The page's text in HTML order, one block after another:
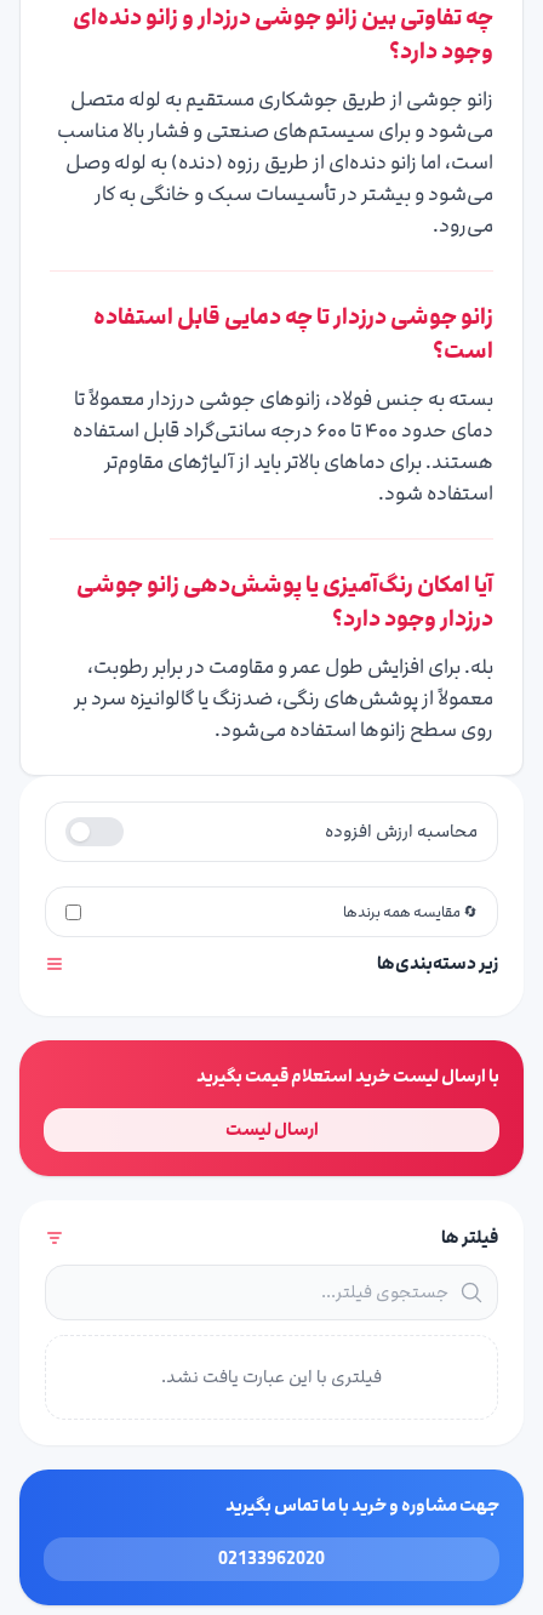
چه تفاوتی بین زانو جوشی درزدار و زانو دنده‌ای
وجود دارد؟
زانو جوشی از طریق جوشکاری مستقیم به لوله متصل
می‌شود و برای سیستم‌های صنعتی و فشار بالا مناسب
است، اما زانو دنده‌ای از طریق رزوه (دنده) به لوله وصل
می‌شود و بیشتر در تأسیسات سبک و خانگی به کار
می‌رود.
زانو جوشی درزدار تا چه دمایی قابل استفاده
است؟
بسته به جنس فولاد، زانوهای جوشی درزدار معمولاً تا
دمای حدود ۴۰۰ تا ۶۰۰ درجه سانتی‌گراد قابل استفاده
هستند. برای دماهای بالاتر باید از آلیاژهای مقاوم‌تر
استفاده شود.
آیا امکان رنگ‌آمیزی یا پوشش‌دهی زانو جوشی
درزدار وجود دارد؟
بله. برای افزایش طول عمر و مقاومت در برابر رطوبت،
معمولاً از پوشش‌های رنگی، ضدزنگ یا گالوانیزه سرد بر
روی سطح زانوها استفاده می‌شود.
محاسبه ارزش افزوده
🔄 مقایسه همه برندها
زیر دسته‌بندی‌ها
با ارسال لیست خرید استعلام قیمت بگیرید
ارسال لیست
فیلتر ها
فیلتری با این عبارت یافت نشد.
جهت مشاوره و خرید با ما تماس بگیرید
02133962020